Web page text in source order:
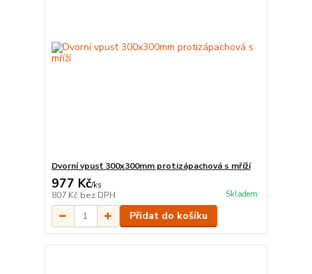
Dvorní vpusť 300x300mm protizápachová s mříží
977 Kč/ks
807 Kč bez DPH Skladem
Přidat do košíku